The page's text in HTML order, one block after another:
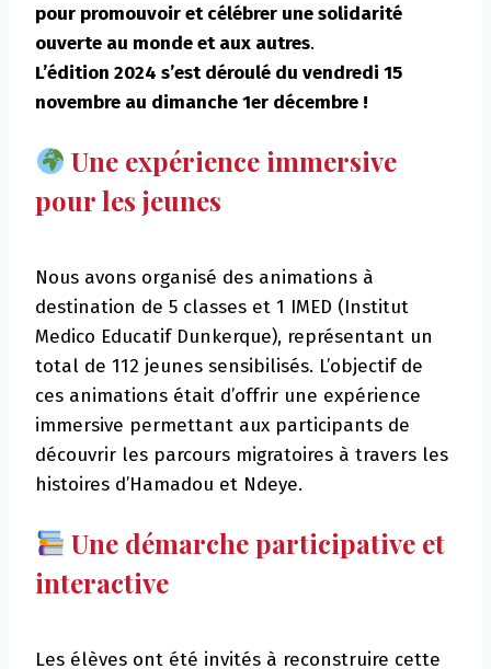
pour promouvoir et célébrer une solidarité
ouverte au monde et aux autres.
L’édition 2024 s’est déroulé du vendredi 15
novembre au dimanche 1er décembre !
Une expérience immersive
pour les jeunes
Nous avons organisé des animations à
destination de 5 classes et 1 IMED (Institut
Medico Educatif Dunkerque), représentant un
total de 112 jeunes sensibilisés. L’objectif de
ces animations était d’offrir une expérience
immersive permettant aux participants de
découvrir les parcours migratoires à travers les
histoires d’Hamadou et Ndeye.
Une démarche participative et
interactive
Les élèves ont été invités à reconstruire cette